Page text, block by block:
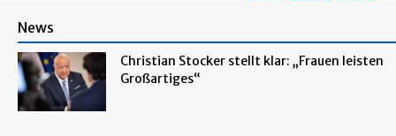
News
Christian Stocker stellt klar: „Frauen leisten
Großartiges“